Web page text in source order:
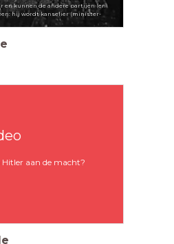
en kunnen de andere partijen (en
hij wordt kanselier (minister-
Hitler aan de macht?